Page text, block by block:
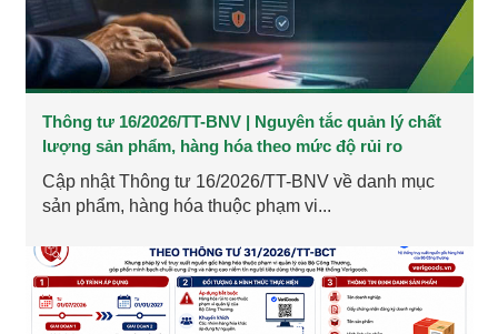
Thông tư 16/2026/TT-BNV | Nguyên tắc quản lý chất
lượng sản phẩm, hàng hóa theo mức độ rủi ro
Cập nhật Thông tư 16/2026/TT-BNV về danh mục
sản phẩm, hàng hóa thuộc phạm vi...